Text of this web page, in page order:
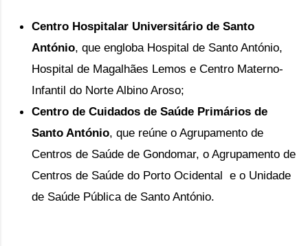
Centro Hospitalar Universitário de Santo
António, que engloba Hospital de Santo António,
Hospital de Magalhães Lemos e Centro Materno-
Infantil do Norte Albino Aroso;
Centro de Cuidados de Saúde Primários de
Santo António, que reúne o Agrupamento de
Centros de Saúde de Gondomar, o Agrupamento de
Centros de Saúde do Porto Ocidental e o Unidade
de Saúde Pública de Santo António.